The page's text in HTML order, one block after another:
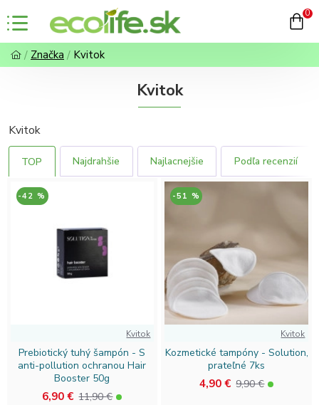
0
Značka Kvitok
Kvitok
Kvitok
TOP Najdrahšie Najlacnejšie Podľa recenzií
-42 %
Kvitok
Prebiotický tuhý šampón - S
anti-pollution ochranou Hair
Booster 50g
6,90 € 11,90 €
-51 %
Kvitok
Kozmetické tampóny - Solution,
prateľné 7ks
4,90 € 9,90 €